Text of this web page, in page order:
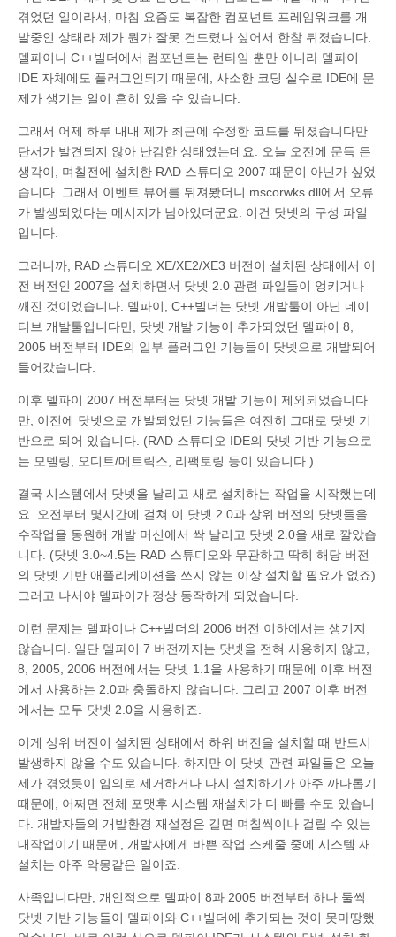
겪었던 일이라서, 마침 요즘도 복잡한 컴포넌트 프레임워크를 개
발중인 상태라 제가 뭔가 잘못 건드렸나 싶어서 한참 뒤졌습니다.
델파이나 C++빌더에서 컴포넌트는 런타임 뿐만 아니라 델파이
IDE 자체에도 플러그인되기 때문에, 사소한 코딩 실수로 IDE에 문
제가 생기는 일이 흔히 있을 수 있습니다.
그래서 어제 하루 내내 제가 최근에 수정한 코드를 뒤졌습니다만
단서가 발견되지 않아 난감한 상태였는데요. 오늘 오전에 문득 든
생각이, 며칠전에 설치한 RAD 스튜디오 2007 때문이 아닌가 싶었
습니다. 그래서 이벤트 뷰어를 뒤져봤더니 mscorwks.dll에서 오류
가 발생되었다는 메시지가 남아있더군요. 이건 닷넷의 구성 파일
입니다.
그러니까, RAD 스튜디오 XE/XE2/XE3 버전이 설치된 상태에서 이
전 버전인 2007을 설치하면서 닷넷 2.0 관련 파일들이 엉키거나
깨진 것이었습니다. 델파이, C++빌더는 닷넷 개발툴이 아닌 네이
티브 개발툴입니다만, 닷넷 개발 기능이 추가되었던 델파이 8,
2005 버전부터 IDE의 일부 플러그인 기능들이 닷넷으로 개발되어
들어갔습니다.
이후 델파이 2007 버전부터는 닷넷 개발 기능이 제외되었습니다
만, 이전에 닷넷으로 개발되었던 기능들은 여전히 그대로 닷넷 기
반으로 되어 있습니다. (RAD 스튜디오 IDE의 닷넷 기반 기능으로
는 모델링, 오디트/메트릭스, 리팩토링 등이 있습니다.)
결국 시스템에서 닷넷을 날리고 새로 설치하는 작업을 시작했는데
요. 오전부터 몇시간에 걸쳐 이 닷넷 2.0과 상위 버전의 닷넷들을
수작업을 동원해 개발 머신에서 싹 날리고 닷넷 2.0을 새로 깔았습
니다. (닷넷 3.0~4.5는 RAD 스튜디오와 무관하고 딱히 해당 버전
의 닷넷 기반 애플리케이션을 쓰지 않는 이상 설치할 필요가 없죠)
그러고 나서야 델파이가 정상 동작하게 되었습니다.
이런 문제는 델파이나 C++빌더의 2006 버전 이하에서는 생기지
않습니다. 일단 델파이 7 버전까지는 닷넷을 전혀 사용하지 않고,
8, 2005, 2006 버전에서는 닷넷 1.1을 사용하기 때문에 이후 버전
에서 사용하는 2.0과 충돌하지 않습니다. 그리고 2007 이후 버전
에서는 모두 닷넷 2.0을 사용하죠.
이게 상위 버전이 설치된 상태에서 하위 버전을 설치할 때 반드시
발생하지 않을 수도 있습니다. 하지만 이 닷넷 관련 파일들은 오늘
제가 겪었듯이 임의로 제거하거나 다시 설치하기가 아주 까다롭기
때문에, 어쩌면 전체 포맷후 시스템 재설치가 더 빠를 수도 있습니
다. 개발자들의 개발환경 재설정은 길면 며칠씩이나 걸릴 수 있는
대작업이기 때문에, 개발자에게 바쁜 작업 스케줄 중에 시스템 재
설치는 아주 악몽같은 일이죠.
사족입니다만, 개인적으로 델파이 8과 2005 버전부터 하나 둘씩
닷넷 기반 기능들이 델파이와 C++빌더에 추가되는 것이 못마땅했